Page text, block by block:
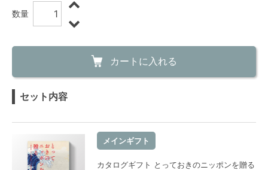
数量
カートに入れる
セット内容
メインギフト
カタログギフト とっておきのニッポンを贈る